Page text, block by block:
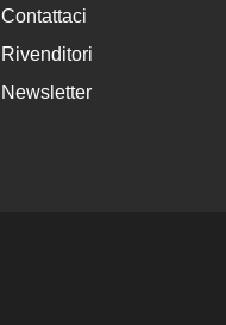
Contattaci
Rivenditori
Newsletter